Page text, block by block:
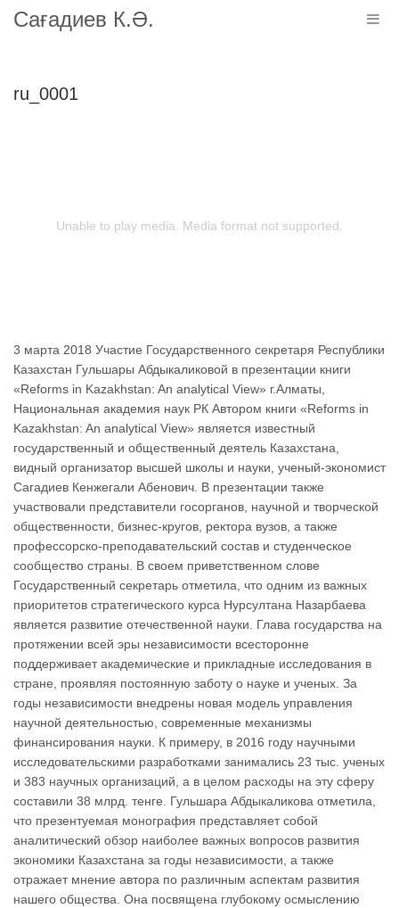
Сағадиев К.Ә.
ru_0001
Unable to play media. Media format not supported.
3 марта 2018 Участие Государственного секретаря Республики
Казахстан Гульшары Абдыкаликовой в презентации книги
«Reforms in Kazakhstan: An analytical View» г.Алматы,
Национальная академия наук РК Автором книги «Reforms in
Kazakhstan: An analytical View» является известный
государственный и общественный деятель Казахстана,
видный организатор высшей школы и науки, ученый-экономист
Сагадиев Кенжегали Абенович. В презентации также
участвовали представители госорганов, научной и творческой
общественности, бизнес-кругов, ректора вузов, а также
профессорско-преподавательский состав и студенческое
сообщество страны. В своем приветственном слове
Государственный секретарь отметила, что одним из важных
приоритетов стратегического курса Нурсултана Назарбаева
является развитие отечественной науки. Глава государства на
протяжении всей эры независимости всесторонне
поддерживает академические и прикладные исследования в
стране, проявляя постоянную заботу о науке и ученых. За
годы независимости внедрены новая модель управления
научной деятельностью, современные механизмы
финансирования науки. К примеру, в 2016 году научными
исследовательскими разработками занимались 23 тыс. ученых
и 383 научных организаций, а в целом расходы на эту сферу
составили 38 млрд. тенге. Гульшара Абдыкаликова отметила,
что презентуемая монография представляет собой
аналитический обзор наиболее важных вопросов развития
экономики Казахстана за годы независимости, а также
отражает мнение автора по различным аспектам развития
нашего общества. Она посвящена глубокому осмыслению